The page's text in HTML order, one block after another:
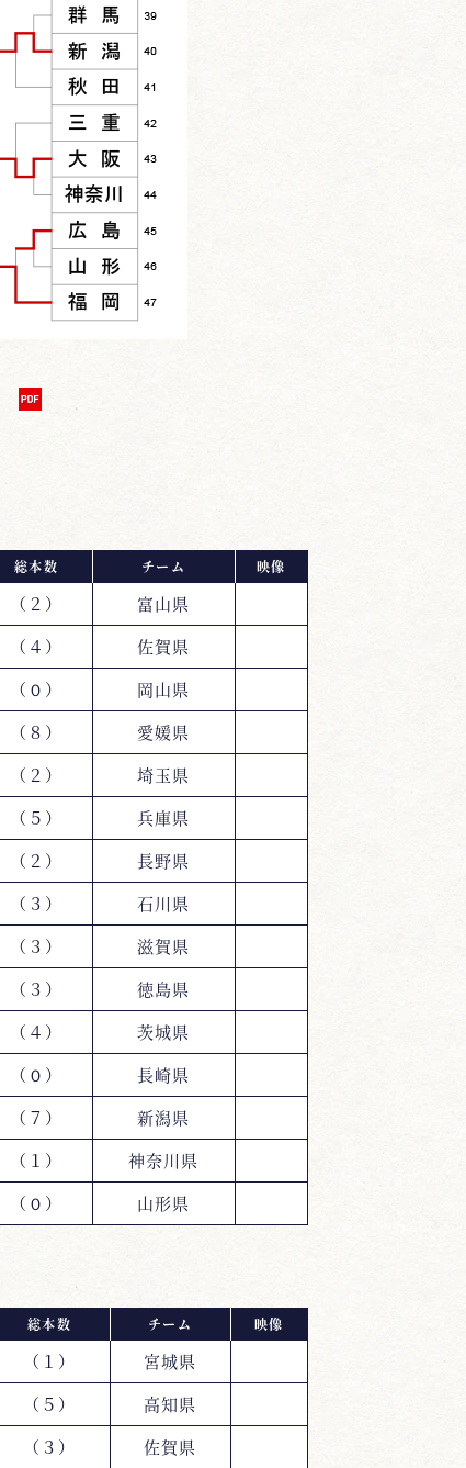
総本数 チーム 映像
（２）
富山県
（４）
佐賀県
（０）
岡山県
（８）
愛媛県
（２）
埼玉県
（５）
兵庫県
（２）
長野県
（３）
石川県
（３）
滋賀県
（３）
徳島県
（４）
茨城県
（０）
長崎県
（７）
新潟県
（１）
神奈川県
（０） 山形県
総本数 チーム 映像
（１）
宮城県
（５）
高知県
（３）
佐賀県